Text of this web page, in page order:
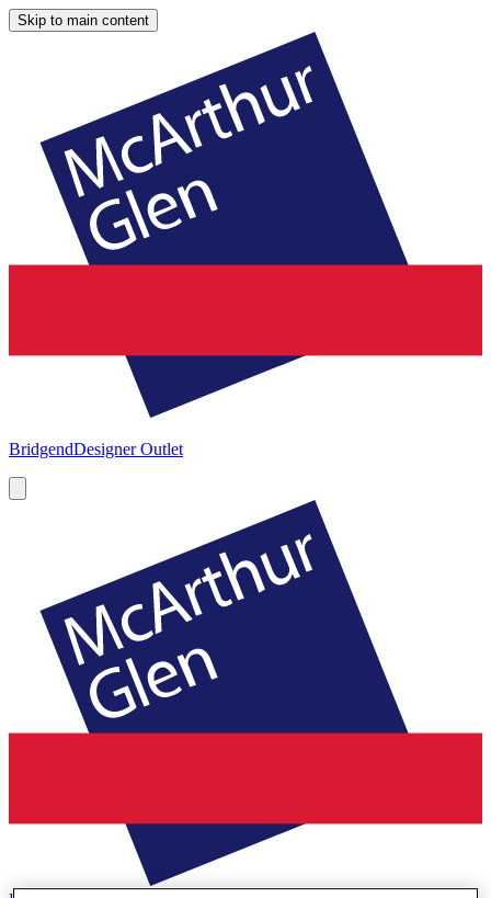
Skip to main content
BridgendDesigner Outlet